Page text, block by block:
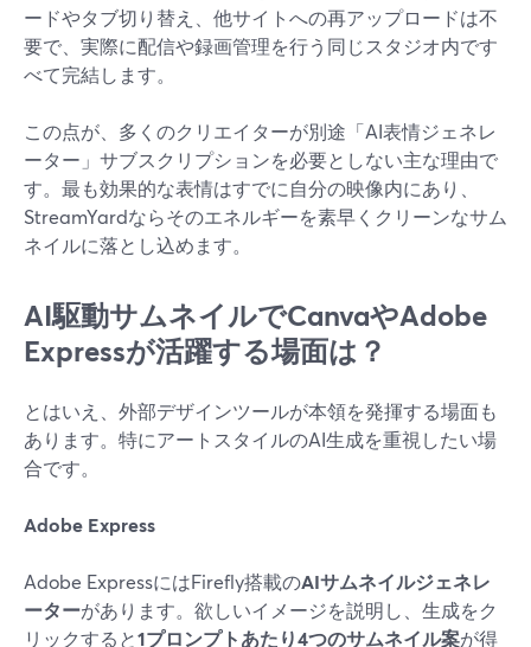
ードやタブ切り替え、他サイトへの再アップロードは不
要で、実際に配信や録画管理を行う同じスタジオ内です
べて完結します。
この点が、多くのクリエイターが別途「AI表情ジェネレ
ーター」サブスクリプションを必要としない主な理由で
す。最も効果的な表情はすでに自分の映像内にあり、
StreamYardならそのエネルギーを素早くクリーンなサム
ネイルに落とし込めます。
AI駆動サムネイルでCanvaやAdobe
Expressが活躍する場面は？
とはいえ、外部デザインツールが本領を発揮する場面も
あります。特にアートスタイルのAI生成を重視したい場
合です。
Adobe Express
Adobe ExpressにはFirefly搭載のAIサムネイルジェネレ
ーターがあります。欲しいイメージを説明し、生成をク
リックすると1プロンプトあたり4つのサムネイル案が得